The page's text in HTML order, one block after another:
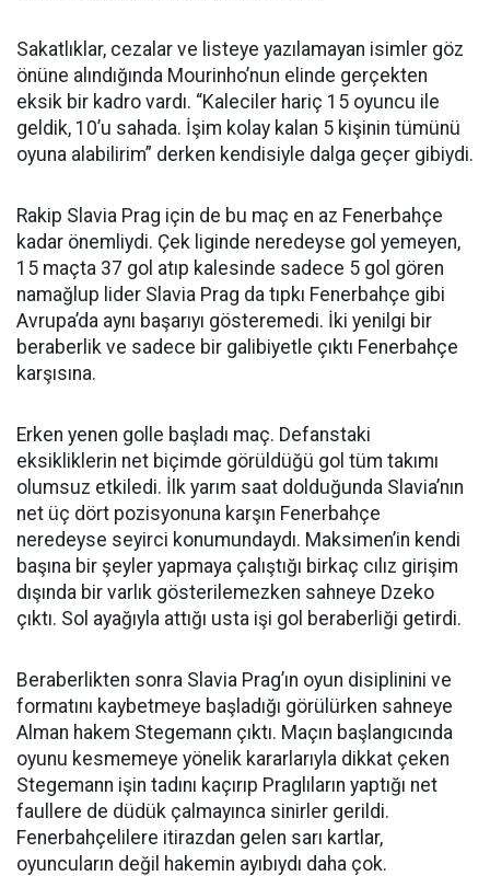
Sakatlıklar, cezalar ve listeye yazılamayan isimler göz
önüne alındığında Mourinho’nun elinde gerçekten
eksik bir kadro vardı. “Kaleciler hariç 15 oyuncu ile
geldik, 10’u sahada. İşim kolay kalan 5 kişinin tümünü
oyuna alabilirim” derken kendisiyle dalga geçer gibiydi.
Rakip Slavia Prag için de bu maç en az Fenerbahçe
kadar önemliydi. Çek liginde neredeyse gol yemeyen,
15 maçta 37 gol atıp kalesinde sadece 5 gol gören
namağlup lider Slavia Prag da tıpkı Fenerbahçe gibi
Avrupa’da aynı başarıyı gösteremedi. İki yenilgi bir
beraberlik ve sadece bir galibiyetle çıktı Fenerbahçe
karşısına.
Erken yenen golle başladı maç. Defanstaki
eksikliklerin net biçimde görüldüğü gol tüm takımı
olumsuz etkiledi. İlk yarım saat dolduğunda Slavia’nın
net üç dört pozisyonuna karşın Fenerbahçe
neredeyse seyirci konumundaydı. Maksimen’in kendi
başına bir şeyler yapmaya çalıştığı birkaç cılız girişim
dışında bir varlık gösterilemezken sahneye Dzeko
çıktı. Sol ayağıyla attığı usta işi gol beraberliği getirdi.
Beraberlikten sonra Slavia Prag’ın oyun disiplinini ve
formatını kaybetmeye başladığı görülürken sahneye
Alman hakem Stegemann çıktı. Maçın başlangıcında
oyunu kesmemeye yönelik kararlarıyla dikkat çeken
Stegemann işin tadını kaçırıp Praglıların yaptığı net
faullere de düdük çalmayınca sinirler gerildi.
Fenerbahçelilere itirazdan gelen sarı kartlar,
oyuncuların değil hakemin ayıbıydı daha çok.